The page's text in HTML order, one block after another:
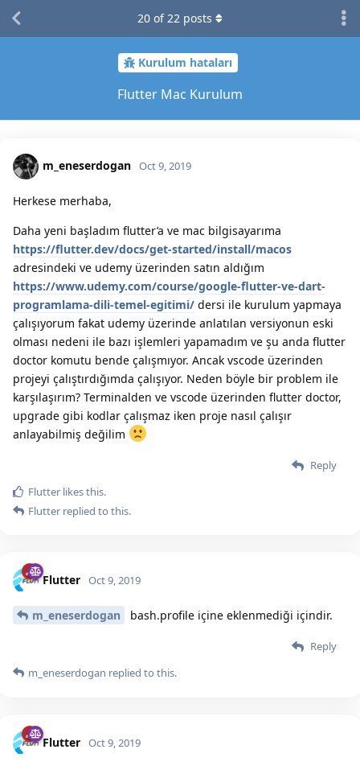
Kurulum hataları
Flutter Mac Kurulum
20 of22 posts
m_eneserdogan Oct 9, 2019
Herkese merhaba,
Daha yeni başladım flutter’a ve mac bilgisayarıma
https://flutter.dev/docs/get-started/install/macos
adresindeki ve udemy üzerinden satın aldığım
https://www.udemy.com/course/google-flutter-ve-dart-
programlama-dili-temel-egitimi/ dersi ile kurulum yapmaya
çalışıyorum fakat udemy üzerinde anlatılan versiyonun eski
olması nedeni ile bazı işlemleri yapamadım ve şu anda flutter
doctor komutu bende çalışmıyor. Ancak vscode üzerinden
projeyi çalıştırdığımda çalışıyor. Neden böyle bir problem ile
karşılaşırım? Terminalden ve vscode üzerinden flutter doctor,
upgrade gibi kodlar çalışmaz iken proje nasıl çalışır
anlayabilmiş değilim
Reply
Flutter likes this.
Flutter replied to this.
Flutter Oct 9, 2019
m_eneserdogan bash.profile içine eklenmediği içindir.
Reply
m_eneserdogan replied to this.
Flutter Oct 9, 2019